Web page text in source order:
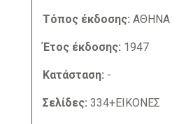
Τόπος έκδοσης: ΑΘΗΝΑ
Έτος έκδοσης: 1947
Κατάσταση: -
Σελίδες: 334+ΕΙΚΟΝΕΣ